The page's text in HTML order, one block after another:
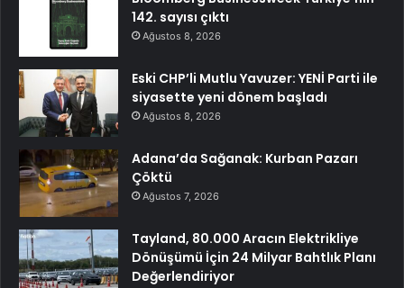
142. sayısı çıktı
Ağustos 8, 2026
Eski CHP’li Mutlu Yavuzer: YENİ Parti ile
siyasette yeni dönem başladı
Ağustos 8, 2026
Adana’da Sağanak: Kurban Pazarı
Çöktü
Ağustos 7, 2026
Tayland, 80.000 Aracın Elektrikliye
Dönüşümü İçin 24 Milyar Bahtlık Planı
Değerlendiriyor